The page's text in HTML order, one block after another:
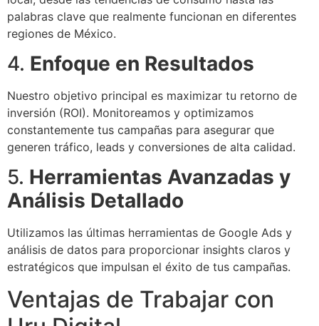
palabras clave que realmente funcionan en diferentes
regiones de México.
4. Enfoque en Resultados
Nuestro objetivo principal es maximizar tu retorno de
inversión (ROI). Monitoreamos y optimizamos
constantemente tus campañas para asegurar que
generen tráfico, leads y conversiones de alta calidad.
5. Herramientas Avanzadas y
Análisis Detallado
Utilizamos las últimas herramientas de Google Ads y
análisis de datos para proporcionar insights claros y
estratégicos que impulsan el éxito de tus campañas.
Ventajas de Trabajar con